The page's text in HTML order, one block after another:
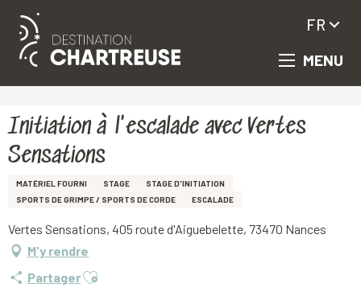
Aller
principal
MENU
FR
Initiation à l'escalade avec Vertes
Sensations
MATÉRIEL FOURNI STAGE
STAGE D'INITIATION
SPORTS DE GRIMPE / SPORTS DE CORDE
ESCALADE
Vertes Sensations, 405 route d'Aiguebelette, 73470 Nances
M'y rendre
PartagerAjouter aux favoris